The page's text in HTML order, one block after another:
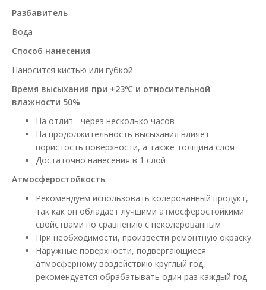
Разбавитель
Вода
Способ нанесения
Наносится кистью или губкой
Время высыхания при +23ºС и относительной
влажности 50%
На отлип - через несколько часов
На продолжительность высыхания влияет
пористость поверхности, а также толщина слоя
Достаточно нанесения в 1 слой
Атмосферостойкость
Рекомендуем использовать колерованный продукт,
так как он обладает лучшими атмосферостойкими
свойствами по сравнению с неколерованным
При необходимости, произвести ремонтную окраску
Наружные поверхности, подвергающиеся
атмосферному воздействию круглый год,
рекомендуется обрабатывать один раз каждый год